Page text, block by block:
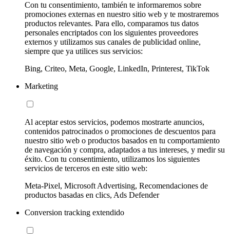
Con tu consentimiento, también te informaremos sobre
promociones externas en nuestro sitio web y te mostraremos
productos relevantes. Para ello, comparamos tus datos
personales encriptados con los siguientes proveedores
externos y utilizamos sus canales de publicidad online,
siempre que ya utilices sus servicios:
Bing, Criteo, Meta, Google, LinkedIn, Printerest, TikTok
Marketing
Al aceptar estos servicios, podemos mostrarte anuncios,
contenidos patrocinados o promociones de descuentos para
nuestro sitio web o productos basados en tu comportamiento
de navegación y compra, adaptados a tus intereses, y medir su
éxito. Con tu consentimiento, utilizamos los siguientes
servicios de terceros en este sitio web:
Meta-Pixel, Microsoft Advertising, Recomendaciones de
productos basadas en clics, Ads Defender
Conversion tracking extendido